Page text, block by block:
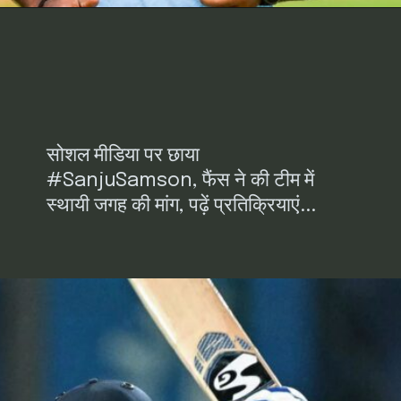
सोशल मीडिया पर छाया
#SanjuSamson, फैंस ने की टीम में
स्थायी जगह की मांग, पढ़ें प्रतिक्रियाएं...